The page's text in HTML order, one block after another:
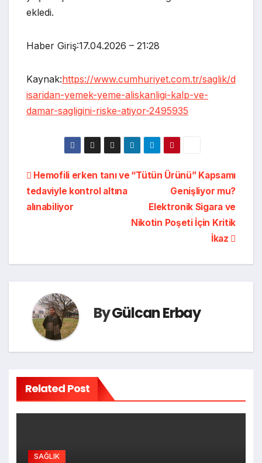
ekledi.
Haber Giriş:17.04.2026 – 21:28
Kaynak:https://www.cumhuriyet.com.tr/saglik/d
isaridan-yemek-yeme-aliskanligi-kalp-ve-
damar-sagligini-riske-atiyor-2495935
Yazı
gezinmesi
“Tütün Ürünü” Kapsamı
Genişliyor mu?
Elektronik Sigara ve
Nikotin Poşeti İçin Kritik
İkaz
Hemofili erken tanı ve
tedaviyle kontrol altına
alınabiliyor
ByGülcan Erbay
Related Post
SAĞLIK